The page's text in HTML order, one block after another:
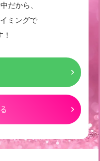
だから、
ミングで